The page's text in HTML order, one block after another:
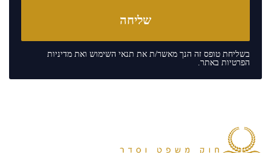
בשליחת טופס זה הנך מאשר/ת את תנאי השימוש ואת מדיניות
הפרטיות באתר.